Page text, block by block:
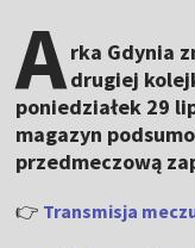
Arka Gdynia
drugiej
poniedziałek 29
magazyn
przedmeczową
👉 Transmisja